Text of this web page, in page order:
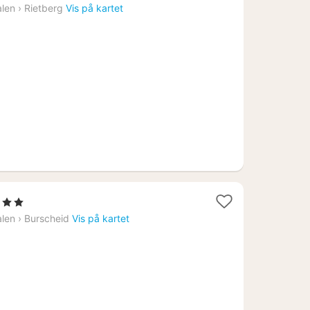
natt
› Rietberg Vis på kartet
› Burscheid Vis på kartet